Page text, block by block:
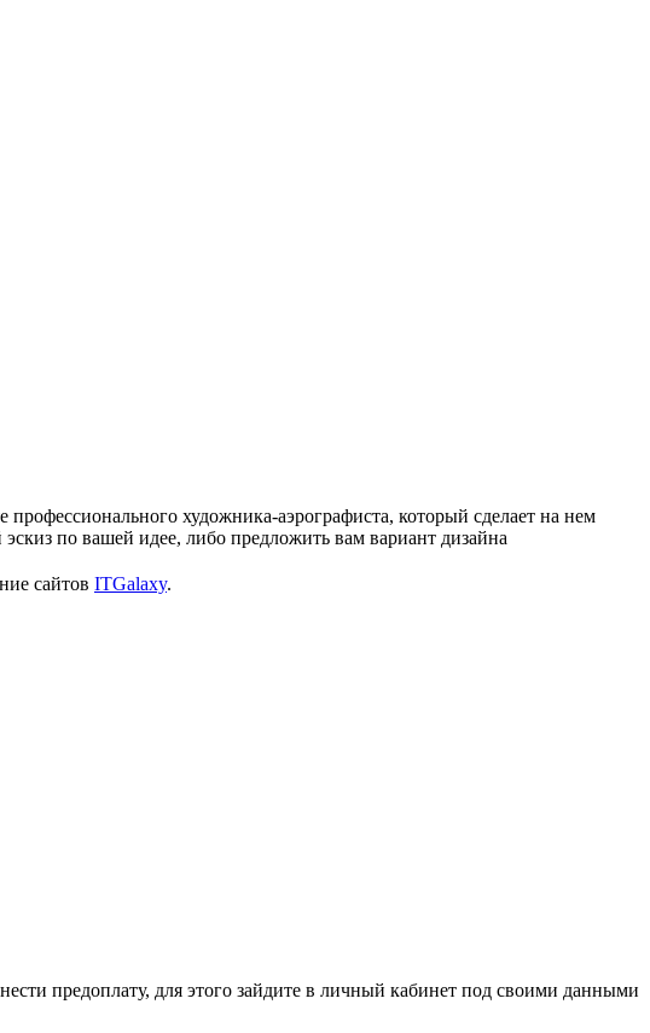
художника-аэрографиста, который сделает на нем
по вашей идее, либо предложить вам вариант дизайна
сайтов ITGalaxy.
для этого зайдите в личный кабинет под своими данными